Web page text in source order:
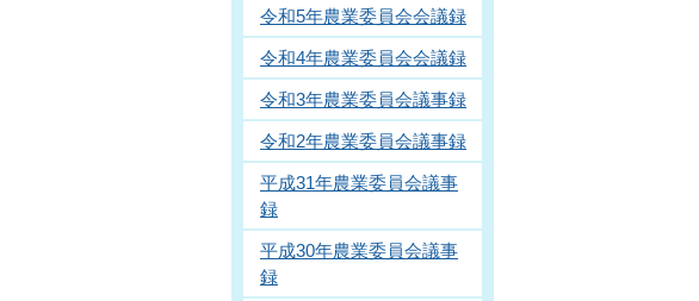
令和5年農業委員会会議録
令和4年農業委員会会議録
令和3年農業委員会議事録
令和2年農業委員会議事録
平成31年農業委員会議事
録
平成30年農業委員会議事
録